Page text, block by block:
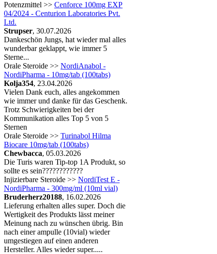
Potenzmittel >> Cenforce 100mg EXP
04/2024 - Centurion Laboratories Pvt.
Ltd.
Strupser, 30.07.2026
Dankeschön Jungs, hat wieder mal alles
wunderbar geklappt, wie immer 5
Sterne...
Orale Steroide >> NordiAnabol -
NordiPharma - 10mg/tab (100tabs)
Kolja354, 23.04.2026
Vielen Dank euch, alles angekommen
wie immer und danke für das Geschenk.
Trotz Schwierigkeiten bei der
Kommunikation alles Top 5 von 5
Sternen
Orale Steroide >> Turinabol Hilma
Biocare 10mg/tab (100tabs)
Chewbacca, 05.03.2026
Die Turis waren Tip-top 1A Produkt, so
sollte es sein????????????
Injizierbare Steroide >> NordiTest E -
NordiPharma - 300mg/ml (10ml vial)
Bruderherz20188, 16.02.2026
Lieferung erhalten alles super. Doch die
Wertigkeit des Produkts lässt meiner
Meinung nach zu wünschen übrig. Bin
nach einer ampulle (10vial) wieder
umgestiegen auf einen anderen
Hersteller. Alles wieder super.....